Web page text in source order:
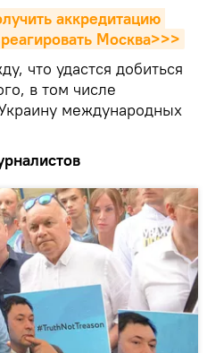
аккредитацию
Москва>>>
что удастся добиться
в том числе
международных